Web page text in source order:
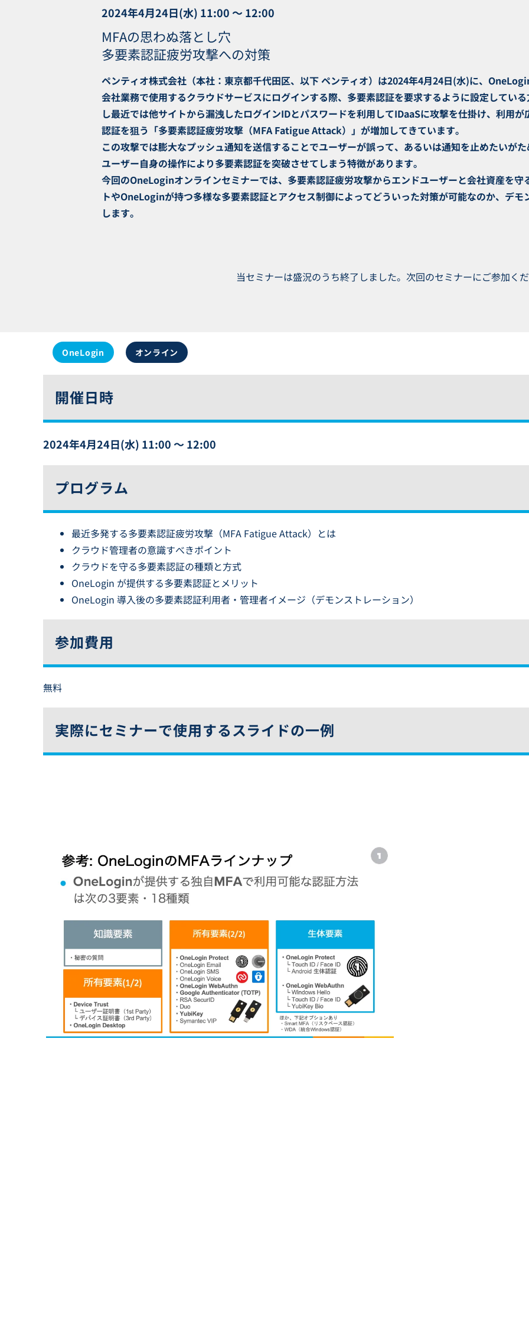
2024年4月24日(水) 11:00 〜 12:00
MFAの思わぬ落とし穴
多要素認証疲労攻撃への対策
ペンティオ株式会社（本社：東京都千代田区、以下 ペンティオ）は2024年4月24日(水)に、
会社業務で使用するクラウドサービスにログインする際、多要素認証を要求するように設定してい
し最近では他サイトから漏洩したログインIDとパスワードを利用してIDaaSに攻撃を仕掛け、利用
認証を狙う「多要素認証疲労攻撃（MFA Fatigue Attack）」が増加してきています。
この攻撃では膨大なプッシュ通知を送信することでユーザーが誤って、あるいは通知を止めたいが
ユーザー自身の操作により多要素認証を突破させてしまう特徴があります。
今回のOneLoginオンラインセミナーでは、多要素認証疲労攻撃からエンドユーザーと会社資産を
トやOneLoginが持つ多様な多要素認証とアクセス制御によってどういった対策が可能なのか、デ
します。
当セミナーは盛況のうち終了しました。次回のセミナーにご参加く
OneLogin オンライン
開催日時
2024年4月24日(水) 11:00 〜 12:00
プログラム
最近多発する多要素認証疲労攻撃（MFA Fatigue Attack）とは
クラウド管理者の意識すべきポイント
クラウドを守る多要素認証の種類と方式
OneLogin が提供する多要素認証とメリット
OneLogin 導入後の多要素認証利用者・管理者イメージ（デモンストレーション）
参加費用
無料
実際にセミナーで使用するスライドの一例